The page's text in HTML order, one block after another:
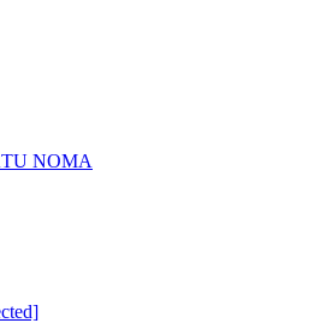
NOMA